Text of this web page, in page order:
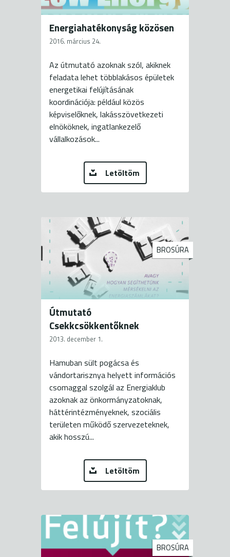
Energiahatékonyság közösen
2016. március 24.
Az útmutató azoknak szól, akiknek
feladata lehet többlakásos épületek
energetikai felújításának
koordinációja: például közös
képviselőknek, lakásszövetkezeti
elnököknek, ingatlankezelő
vállalkozások...
Letöltöm
BROSÚRA
Útmutató
Csekkcsökkentőknek
2013. december 1.
Hamuban sült pogácsa és
vándortarisznya helyett információs
csomaggal szolgál az Energiaklub
azoknak az önkormányzatoknak,
háttérintézményeknek, szociális
területen működő szervezeteknek,
akik hosszú...
Letöltöm
BROSÚRA